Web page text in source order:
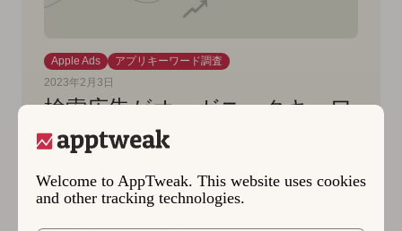
Welcome to AppTweak. This website uses cookies
and other tracking technologies.
Apple Ads
アプリキーワード調査
2023年2月3日
検索広告がオーガニックキーワ
ードランキングを向上させる方
法
Apple Search Adsがオーガニックキーワードラ